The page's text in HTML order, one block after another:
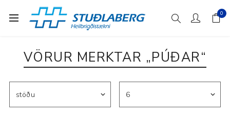
0
VÖRUR MERKTAR „PÚÐAR“